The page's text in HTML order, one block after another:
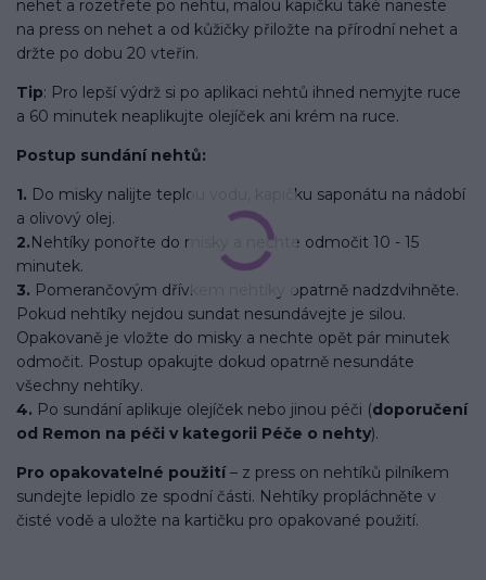
nehet a rozetřete po nehtu, malou kapičku také naneste
na press on nehet a od kůžičky přiložte na přírodní nehet a
držte po dobu 20 vteřin.
Tip: Pro lepší výdrž si po aplikaci nehtů ihned nemyjte ruce
a 60 minutek neaplikujte olejíček ani krém na ruce.
Postup sundání nehtů:
1. Do misky nalijte teplou vodu, kapičku saponátu na nádobí
a olivový olej.
2.Nehtíky ponořte do misky a nechte odmočit 10 - 15
minutek.
3. Pomerančovým dřívkem nehtíky opatrně nadzdvihněte.
Pokud nehtíky nejdou sundat nesundávejte je silou.
Opakovaně je vložte do misky a nechte opět pár minutek
odmočit. Postup opakujte dokud opatrně nesundáte
všechny nehtíky.
4. Po sundání aplikuje olejíček nebo jinou péči (doporučení
od Remon na péči v kategorii Péče o nehty).
Pro opakovatelné použití– z press on nehtíků pilníkem
sundejte lepidlo ze spodní části. Nehtíky propláchněte v
čisté vodě a uložte na kartičku pro opakované použití.